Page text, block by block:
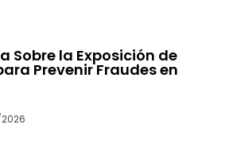
Sobre la Exposición de
Prevenir Fraudes en